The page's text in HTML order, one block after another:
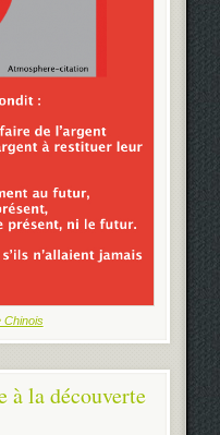
Chinois
à la découverte